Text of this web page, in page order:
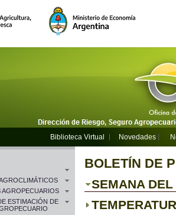
Biblioteca Virtual Novedades
AGROPECUARIOS
ESTIMACIÓN DE
BOLETÍN DE
SEMANA